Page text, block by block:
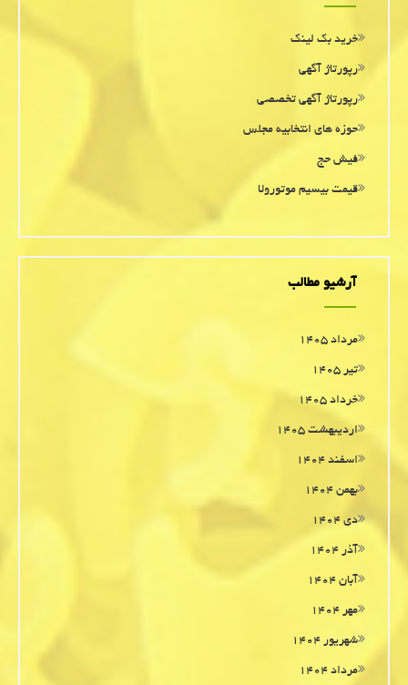
خرید بک لینک
رپورتاژ آگهی
رپورتاژ آگهی تخصصی
حوزه های انتخابیه مجلس
فیش حج
قیمت بیسیم موتورولا
آرشیو مطالب
مرداد ۱۴۰۵
تیر ۱۴۰۵
خرداد ۱۴۰۵
اردیبهشت ۱۴۰۵
اسفند ۱۴۰۴
بهمن ۱۴۰۴
دی ۱۴۰۴
آذر ۱۴۰۴
آبان ۱۴۰۴
مهر ۱۴۰۴
شهریور ۱۴۰۴
مرداد ۱۴۰۴